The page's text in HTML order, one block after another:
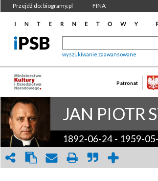
Przejdź do: biogramy.pl FINA
wyszukiwanie zaawansowane
Patronat
JAN PIOTR
1892-06-24 - 1959-